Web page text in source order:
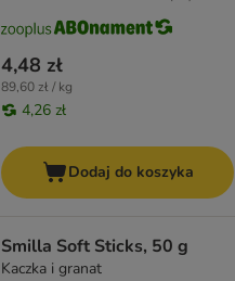
4,48 zł
89,60 zł / kg
4,26 zł
Dodaj do koszyka
Smilla Soft Sticks, 50 g
Kaczka i granat